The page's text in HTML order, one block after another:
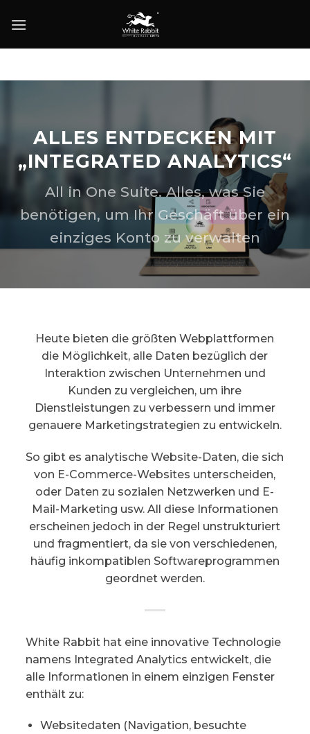
to
ALLES ENTDECKEN MIT
„INTEGRATED ANALYTICS“
All in One Suite. Alles, was Sie
benötigen, um Ihr Geschäft über ein
einziges Konto zu verwalten
Heute bieten die größten Webplattformen
die Möglichkeit, alle Daten bezüglich der
Interaktion zwischen Unternehmen und
Kunden zu vergleichen, um ihre
Dienstleistungen zu verbessern und immer
genauere Marketingstrategien zu entwickeln.
So gibt es analytische Website-Daten, die sich
von E-Commerce-Websites unterscheiden,
oder Daten zu sozialen Netzwerken und E-
Mail-Marketing usw. All diese Informationen
erscheinen jedoch in der Regel unstrukturiert
und fragmentiert, da sie von verschiedenen,
häufig inkompatiblen Softwareprogrammen
geordnet werden.
White Rabbit hat eine innovative Technologie
namens Integrated Analytics entwickelt, die
alle Informationen in einem einzigen Fenster
enthält zu:
Websitedaten (Navigation, besuchte